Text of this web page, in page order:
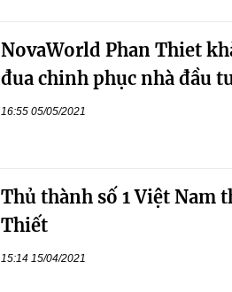
NovaWorld Phan Thiet
đua chinh phục nhà đầu
16:55 05/05/2021
Thủ thành số 1 Việt Nam
Thiết
15:14 15/04/2021